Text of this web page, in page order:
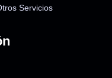
Servicios